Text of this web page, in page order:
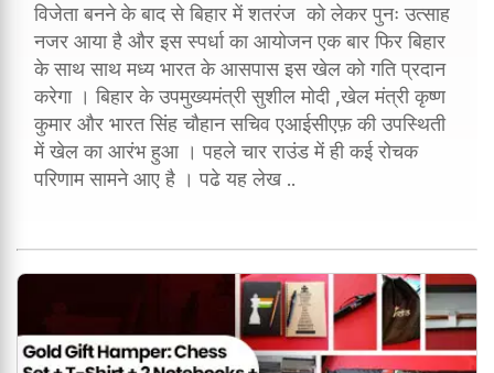
विजेता बनने के बाद से बिहार में शतरंज को लेकर पुनः उत्साह
नजर आया है और इस स्पर्धा का आयोजन एक बार फिर बिहार
के साथ साथ मध्य भारत के आसपास इस खेल को गति प्रदान
करेगा । बिहार के उपमुख्यमंत्री सुशील मोदी ,खेल मंत्री कृष्ण
कुमार और भारत सिंह चौहान सचिव एआईसीएफ़ की उपस्थिती
में खेल का आरंभ हुआ । पहले चार राउंड में ही कई रोचक
परिणाम सामने आए है । पढे यह लेख ..